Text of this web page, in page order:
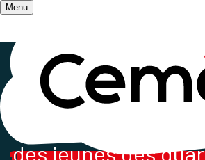
Menu
Accueil/ Qui sommes-nous ? / Les
Journée d'étude ARIF
des jeunes des